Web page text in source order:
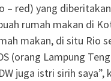
– red) yang
rumah makan di
makan, di situ Rio
(orang Lampung
juga istri sirih saya”,